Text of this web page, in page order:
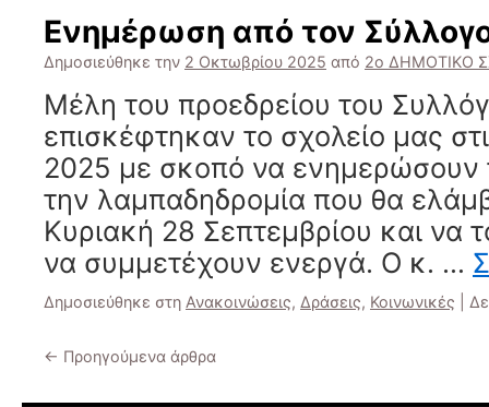
Ενημέρωση από τον
Δημοσιεύθηκε την 2 Οκτωβρίου 2025 από 2ο ΔΗΜΟΤΙΚΟ
Μέλη του προεδρείου του
επισκέφτηκαν το σχολείο μας
2025 με σκοπό να ενημερώσουν
την λαμπαδηδρομία που θα
Κυριακή 28 Σεπτεμβρίου και να
να συμμετέχουν ενεργά. Ο κ. …
Δημοσιεύθηκε στη Ανακοινώσεις, Δράσεις, Κοινωνικές
← Προηγούμενα άρθρα